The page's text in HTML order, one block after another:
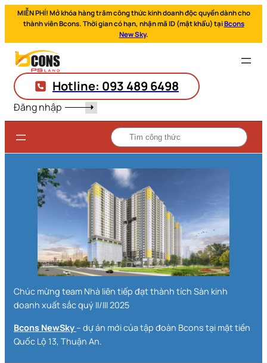
MIỄN PHÍ! Mở khóa hàng trăm công thức kinh doanh độc quyền dành cho
thành viên Bcons. Thời gian có hạn, nhận mã ID (mật khẩu) tạiBcons
New Sky.
Hotline: 093 489 6498
Đăng nhập
Chúc mừng team Nhà liên tiếp đạt thành tích Sàn kinh
doanh xuất sắc quý II/III 2025
Bcons NewSky– dự án mới của tập đoàn Bcons tại mặt tiền
Quốc Lộ 13, Thuận An.